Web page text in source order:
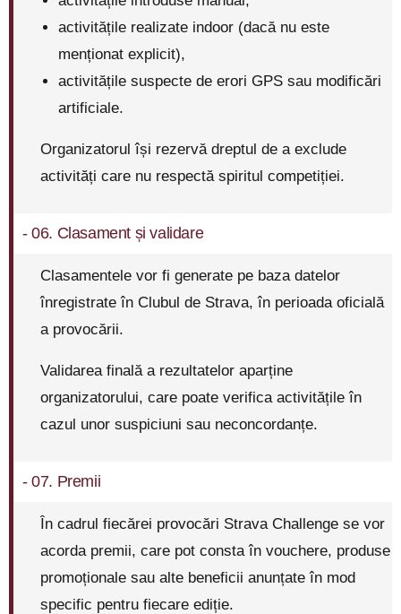
activitățile realizate indoor (dacă nu este
menționat explicit),
activitățile suspecte de erori GPS sau modificări
artificiale.
Organizatorul își rezervă dreptul de a exclude
activități care nu respectă spiritul competiției.
- 06. Clasament și validare
Clasamentele vor fi generate pe baza datelor
înregistrate în Clubul de Strava, în perioada oficială
a provocării.
Validarea finală a rezultatelor aparține
organizatorului, care poate verifica activitățile în
cazul unor suspiciuni sau neconcordanțe.
- 07. Premii
În cadrul fiecărei provocări Strava Challenge se vor
acorda premii, care pot consta în vouchere, produse
promoționale sau alte beneficii anunțate în mod
specific pentru fiecare ediție.